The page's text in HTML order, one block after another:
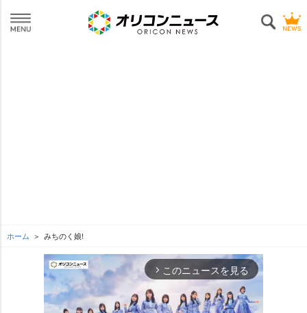
ホーム みちのく娘!
arrow_forward_ios このニュースを見る